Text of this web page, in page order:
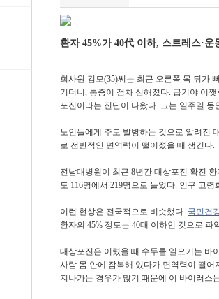
환자 45%가 40代 이하, 스트레스·
회사원 김모(35)씨는 최근 오른쪽 목 뒤가
기더니, 통증이 점차 심해졌다. 급기야 어
포진이라는 진단이 나왔다. 그는 일주일
노인들에게 주로 발병하는 것으로 알려진
로 전반적인 면역력이 떨어졌을 때 생긴다.
전남대병원이 최근 8년간 대상포진 확진
도 116명에서 219명으로 늘었다. 인구 고
이런 현상은 전국적으로 비슷했다. 국민건
환자의 45% 정도는 40대 이하인 것으로 파
대상포진은 어렸을 때 수두를 일으키는 바
사람 몸 안에 잠복해 있다가 면역력이 떨
지나가는 경우가 많기 때문에 이 바이러스